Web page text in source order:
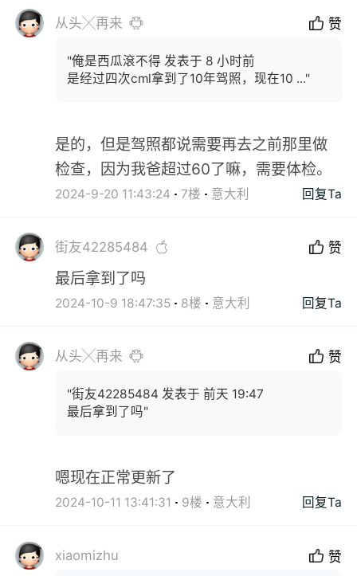
从头╳再来 赞
"俺是西瓜滾不得 发表于 8 小时前
是经过四次cml拿到了10年驾照，现在10 ..."
是的，但是驾照都说需要再去之前那里做
检查，因为我爸超过60了嘛，需要体检。
2024-9-20 11:43:24 7楼 意大利 回复Ta
街友42285484 赞
最后拿到了吗
2024-10-9 18:47:35 8楼 意大利 回复Ta
从头╳再来 赞
"街友42285484 发表于 前天 19:47
最后拿到了吗"
嗯现在正常更新了
2024-10-11 13:41:31 9楼 意大利 回复Ta
xiaomizhu 赞